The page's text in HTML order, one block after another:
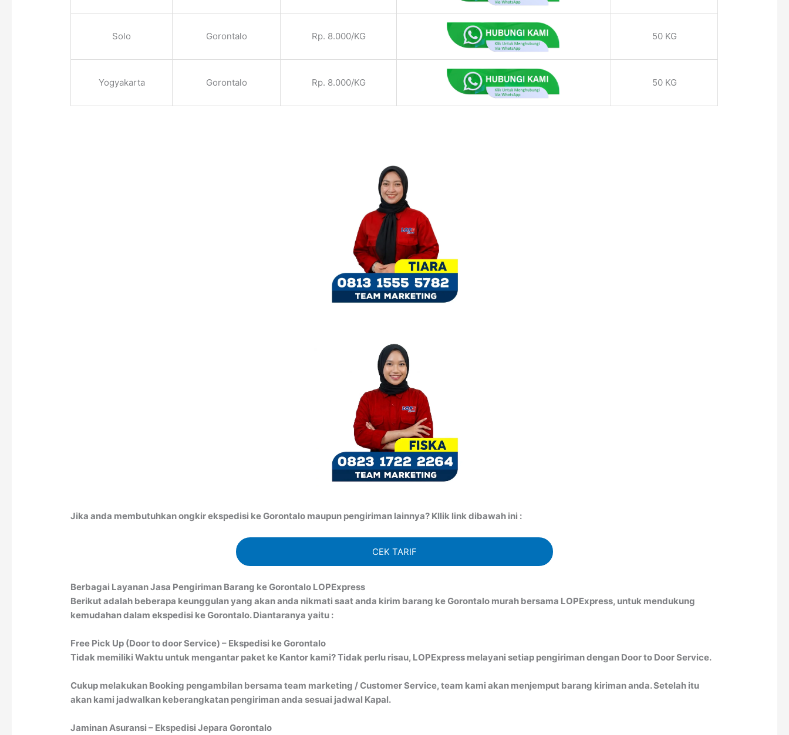
Solo Gorontalo Rp. 8.000/KG 50 KG
Yogyakarta Gorontalo Rp. 8.000/KG 50 KG
Jika anda membutuhkan ongkir ekspedisi ke Gorontalo maupun pengiriman lainnya? Kllik link dibawah ini :
CEK TARIF
Berbagai Layanan Jasa Pengiriman Barang ke Gorontalo LOPExpress
Berikut adalah beberapa keunggulan yang akan anda nikmati saat anda kirim barang ke Gorontalo murah bersama LOPExpress, untuk mendukung
kemudahan dalam ekspedisi ke Gorontalo. Diantaranya yaitu :
Free Pick Up (Door to door Service) – Ekspedisi ke Gorontalo
Tidak memiliki Waktu untuk mengantar paket ke Kantor kami? Tidak perlu risau, LOPExpress melayani setiap pengiriman dengan Door to Door Service.
Cukup melakukan Booking pengambilan bersama team marketing / Customer Service, team kami akan menjemput barang kiriman anda. Setelah itu
akan kami jadwalkan keberangkatan pengiriman anda sesuai jadwal Kapal.
Jaminan Asuransi – Ekspedisi Jepara Gorontalo